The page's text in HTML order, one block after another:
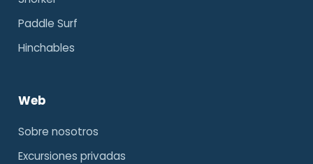
Paddle Surf
Hinchables
Web
Sobre nosotros
Excursiones privadas